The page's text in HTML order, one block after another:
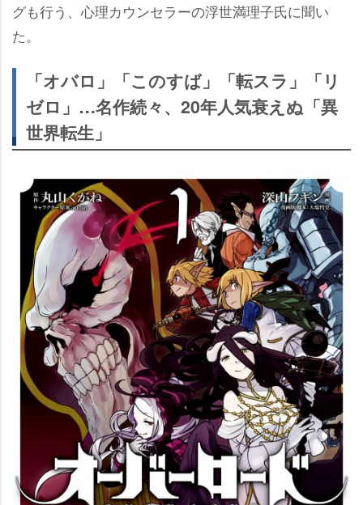
グも行う、心理カウンセラーの浮世満理子氏に聞い
た。
「オバロ」「このすば」「転スラ」「リ
ゼロ」…名作続々、20年人気衰えぬ「異
世界転生」